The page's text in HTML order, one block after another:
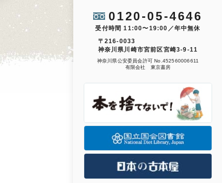
0120-05-4646
受付時間 11:00〜19:00／年中無休
〒216-0033
神奈川県川崎市宮前区宮崎3-9-11
神奈川県公安委員会許可 No.452560006611
有限会社 東京書房